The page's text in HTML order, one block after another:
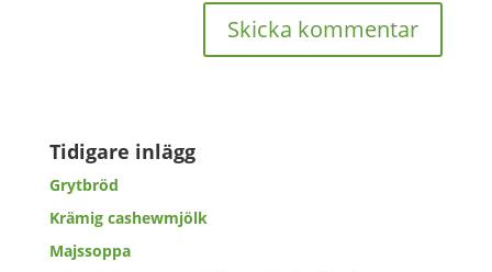
Tidigare inlägg
Grytbröd
Krämig cashewmjölk
Majssoppa